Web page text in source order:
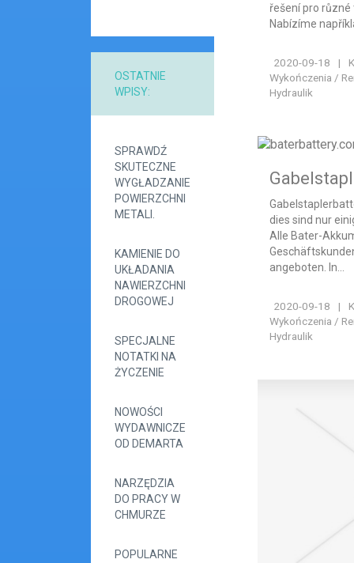
OSTATNIE
WPISY:
SPRAWDŹ
SKUTECZNE
WYGŁADZANIE
POWIERZCHNI
METALI.
KAMIENIE DO
UKŁADANIA
NAWIERZCHNI
DROGOWEJ
SPECJALNE
NOTATKI NA
ŻYCZENIE
NOWOŚCI
WYDAWNICZE
OD DEMARTA
NARZĘDZIA
DO PRACY W
CHMURZE
POPULARNE
řešení pro
Nabízíme
2020-09-18 |
Wykończenia /
Hydraulik
dies sind nur
Alle Bater-
angeboten. In...
2020-09-18 |
Wykończenia /
Hydraulik